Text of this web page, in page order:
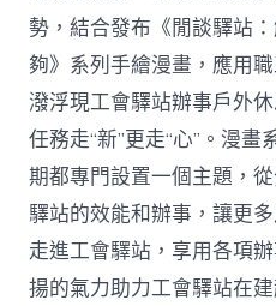
勢，結合發布《閒談驛站
夠》系列手繪漫畫，應用
潑浮現工會驛站辦事戶外
任務走“新”更走“心”。漫
期都專門設置一個主題，
驛站的效能和辦事，讓更
走進工會驛站，享用各項
揚的氣力助力工會驛站在